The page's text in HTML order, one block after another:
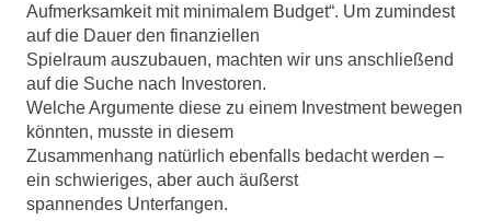
Aufmerksamkeit mit minimalem Budget“. Um zumindest
auf die Dauer den finanziellen
Spielraum auszubauen, machten wir uns anschließend
auf die Suche nach Investoren.
Welche Argumente diese zu einem Investment bewegen
könnten, musste in diesem
Zusammenhang natürlich ebenfalls bedacht werden –
ein schwieriges, aber auch äußerst
spannendes Unterfangen.